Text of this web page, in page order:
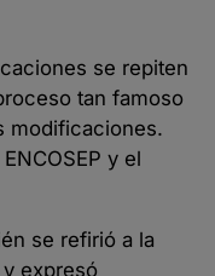
se repiten
tan famoso
modificaciones.
y el
se refirió a la
expresó